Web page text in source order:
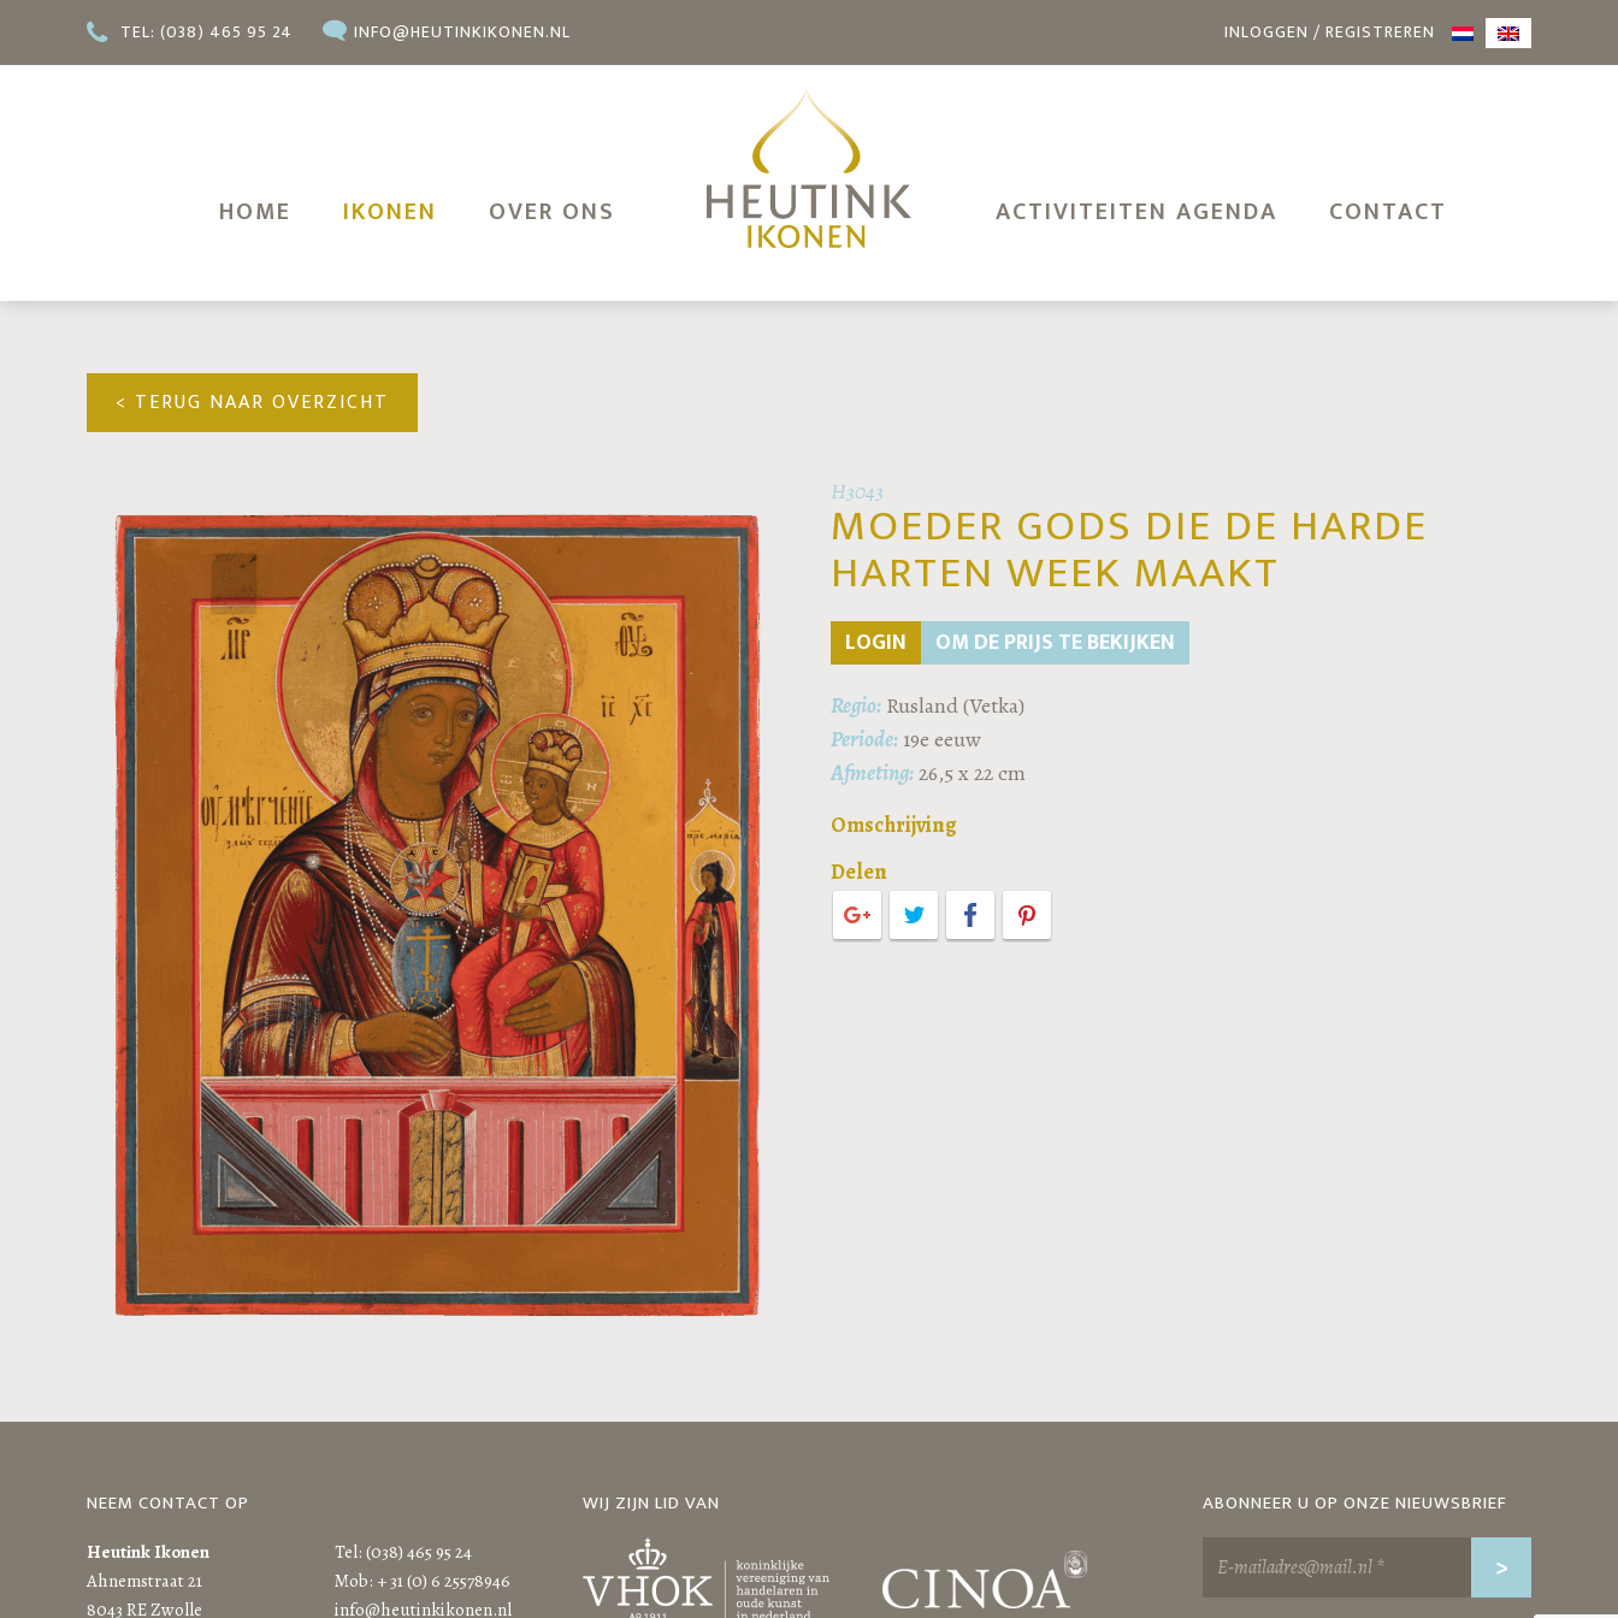
TEL: (038) 465 95 24 INFO@HEUTINKIKONEN.NL INLOGGEN / REGISTREREN
HOME IKONEN OVER ONS ACTIVITEITEN AGENDA CONTACT
< TERUG NAAR OVERZICHT
H3043
MOEDER GODS DIE DE HARDE
HARTEN WEEK MAAKT
LOGIN OM DE PRIJS TE BEKIJKEN
Regio: Rusland (Vetka)
Periode: 19e eeuw
Afmeting:26,5 x 22 cm
Omschrijving
Delen
NEEM CONTACT OP
Heutink Ikonen
Ahnemstraat 21
8043 RE Zwolle
Tel: (038) 465 95 24
Mob: + 31 (0) 6 25578946
info@heutinkikonen.nl
WIJ ZIJN LID VAN ABONNEER U OP ONZE NIEUWSBRIEF